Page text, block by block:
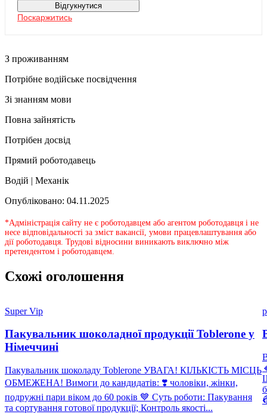
Відгукнутися
Поскаржитись
З проживанням
Потрібне водійське посвідчення
Зі знанням мови
Повна зайнятість
Потрібен досвід
Прямий роботодавець
Водій | Механік
Опубліковано: 04.11.2025
*Адміністрація сайту не є роботодавцем або агентом роботодавця і не
несе відповідальності за зміст вакансії, умови працевлаштування або
дії роботодавця. Трудові відносини виникають виключно між
претендентом і роботодавцем.
Схожі оголошення
Super Vip
Пакувальник шоколадної продукції Toblerone у
Німеччині
Пакувальник шоколаду Toblerone УВАГА! КІЛЬКІСТЬ МІСЦЬ
ОБМЕЖЕНА! Вимоги до кандидатів: ❣️ чоловіки, жінки,
подружні пари віком до 60 років 💙 Суть роботи: Пакування
та сортування готової продукції; Контроль якості...